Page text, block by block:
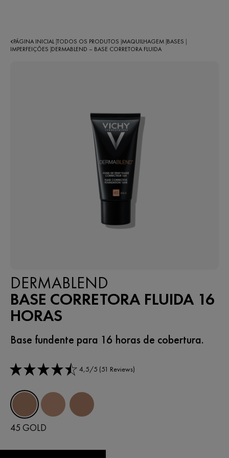
PÁGINA INICIAL TODOS OS PRODUTOS MAQUILHAGEM BASES
IMPERFEIÇÕES DERMABLEND – BASE CORRETORA FLUIDA
DERMABLEND
BASE CORRETORA FLUIDA 16
HORAS
Base fundente para 16 horas de cobertura.
4,5/5 (51 Reviews)
Tonalidades
45 Gold 35 Sand 25 Nude
45 GOLD